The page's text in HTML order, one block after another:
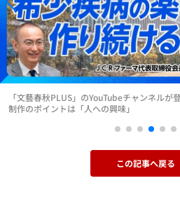
「文藝春秋PLUS」のYouTubeチャンネル
制作のポイントは「人への興味」
この記事へ戻る